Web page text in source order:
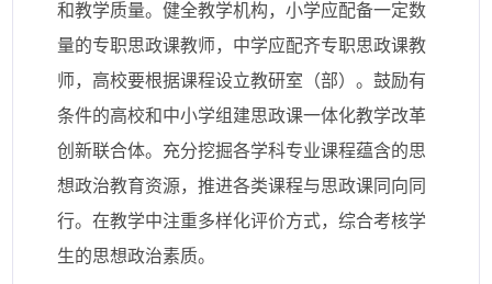
和教学质量。健全教学机构，小学应配备一定数
量的专职思政课教师，中学应配齐专职思政课教
师，高校要根据课程设立教研室（部）。鼓励有
条件的高校和中小学组建思政课一体化教学改革
创新联合体。充分挖掘各学科专业课程蕴含的思
想政治教育资源，推进各类课程与思政课同向同
行。在教学中注重多样化评价方式，综合考核学
生的思想政治素质。